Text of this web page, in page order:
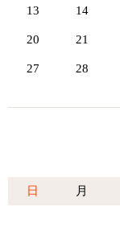
13 14
20 21
27 28
日 月